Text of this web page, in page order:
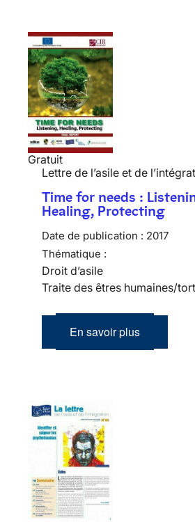
Gratuit
Lettre de l’asile et de
Time for needs :
Healing, Protecting
Date de publication : 2017
Thématique :
Droit d’asile
Traite des êtres humaines/
En savoir plus